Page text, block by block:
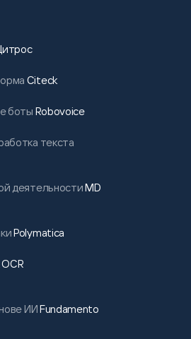
Citeck
боты Robovoice
текста
деятельностиMD
Polymatica
OCR
ИИFundamento